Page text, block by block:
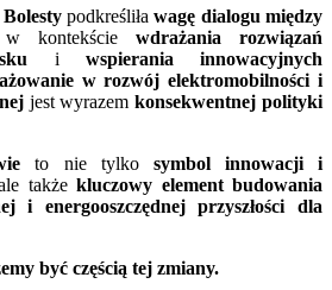
podkreśliławagę dialogu między
kontekście wdrażania rozwiązań
i wspierania innowacyjnych
w rozwój elektromobilności i
jest wyrazemkonsekwentnej polityki
to nie tylko symbol innowacji i
takżekluczowy element budowania
i energooszczędnej przyszłości dla
być częścią tej zmiany.